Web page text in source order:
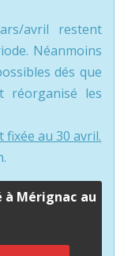
avril restent
Néanmoins
dés que
réorganisé les
au 30 avril.
à Mérignac au